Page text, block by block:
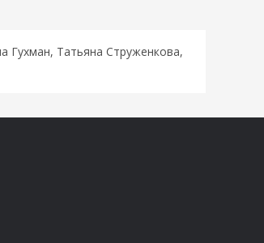
Гухман, Татьяна Струженкова,